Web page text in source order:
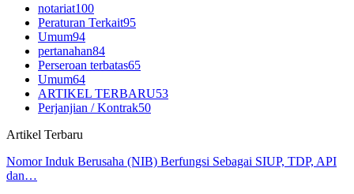
notariat100
Peraturan Terkait95
Umum94
pertanahan84
Perseroan terbatas65
Umum64
ARTIKEL TERBARU53
Perjanjian / Kontrak50
Artikel Terbaru
Nomor Induk Berusaha (NIB) Berfungsi Sebagai SIUP, TDP, API
dan…